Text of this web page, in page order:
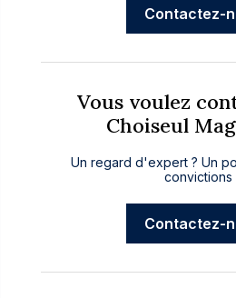
Contactez-
Vous voulez
Choiseul
Un regard d'expert ? Un
convictions
Contactez-